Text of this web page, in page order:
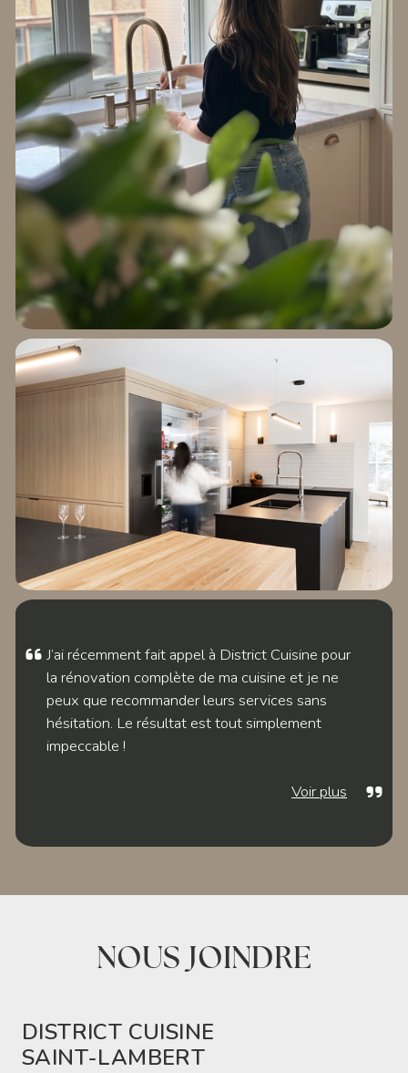
EXPLORER LE
PROJET ST-GEORGES
EXPLORER LE
J’ai récemment fait appel à District Cuisine pour
la rénovation complète de ma cuisine et je ne
peux que recommander leurs services sans
hésitation. Le résultat est tout simplement
impeccable !
Voir plus
NOUS JOINDRE
DISTRICT CUISINE
SAINT-LAMBERT